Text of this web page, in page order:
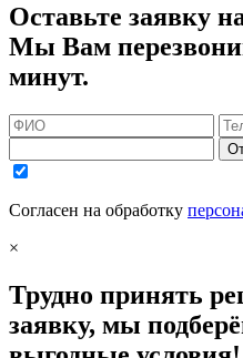
Оставьте заявку
Мы Вам
минут.
Согласен на обработку
×
Трудно принять
заявку, мы